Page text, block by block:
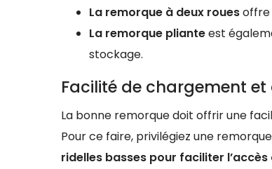
La remorque à deux rouesoffre
La remorque plianteest
stockage.
Facilité de chargement
La bonne remorque doit offrir une
Pour ce faire, privilégiez une
ridelles basses pour faciliter l’accès